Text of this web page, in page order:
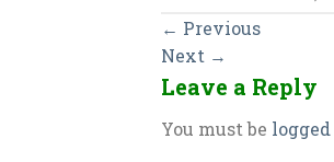
← Previous
Next →
Leave a Reply
You must be